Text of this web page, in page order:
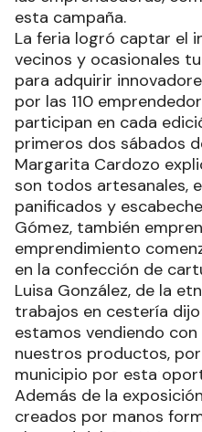
esta campaña.
La feria logró captar el
vecinos y ocasionales
para adquirir
por las 110
participan en cada
primeros dos sábados
Margarita Cardozo
son todos artesanales,
panificados y
Gómez, también
emprendimiento
en la confección de
Luisa González, de la
trabajos en cestería
estamos vendiendo
nuestros productos,
municipio por esta
Además de la
creados por manos